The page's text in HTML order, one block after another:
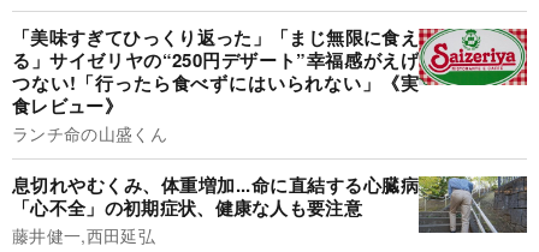
「美味すぎてひっくり返った」「まじ無限に食え
る」サイゼリヤの“250円デザート”幸福感がえげ
つない!「行ったら食べずにはいられない」《実
食レビュー》
ランチ命の山盛くん
息切れやむくみ、体重増加...命に直結する心臓病
「心不全」の初期症状、健康な人も要注意
藤井健一,西田延弘